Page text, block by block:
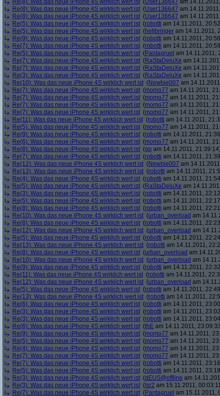
Re(8): Was das neue iPhone 4S wirklich wert ist (User136647 am
Re(8): Was das neue iPhone 4S wirklich wert ist (User136647 am
Re(8): Was das neue iPhone 4S wirklich wert ist (User136647 am
Re(5): Was das neue iPhone 4S wirklich wert ist (robotti am 14.11.2011,
Re(5): Was das neue iPhone 4S wirklich wert ist (hellbringer am 14.11.2011,
Re(9): Was das neue iPhone 4S wirklich wert ist (robotti am 14.11.2011,
Re(7): Was das neue iPhone 4S wirklich wert ist (robotti am 14.11.2011,
Re(5): Was das neue iPhone 4S wirklich wert ist (Pantagruel am 14.11.2011,
Re(7): Was das neue iPhone 4S wirklich wert ist (RaStaDeluXe am
Re(7): Was das neue iPhone 4S wirklich wert ist (RaStaDeluXe am
Re(3): Was das neue iPhone 4S wirklich wert ist (RaStaDeluXe am
Re(10): Was das neue iPhone 4S wirklich wert ist (Newbie007 am
Re(7): Was das neue iPhone 4S wirklich wert ist (momo77 am 14.11.2011,
Re(7): Was das neue iPhone 4S wirklich wert ist (momo77 am 14.11.2011,
Re(7): Was das neue iPhone 4S wirklich wert ist (momo77 am 14.11.2011,
Re(7): Was das neue iPhone 4S wirklich wert ist (momo77 am 14.11.2011,
Re(11): Was das neue iPhone 4S wirklich wert ist (robotti am 14.11.2011,
Re(5): Was das neue iPhone 4S wirklich wert ist (momo77 am 14.11.2011,
Re(9): Was das neue iPhone 4S wirklich wert ist (robotti am 14.11.2011,
Re(6): Was das neue iPhone 4S wirklich wert ist (momo77 am 14.11.2011,
Re(8): Was das neue iPhone 4S wirklich wert ist (gp am 14.11.2011,
Re(7): Was das neue iPhone 4S wirklich wert ist (robotti am 14.11.2011,
Re(12): Was das neue iPhone 4S wirklich wert ist (Newbie007 am
Re(13): Was das neue iPhone 4S wirklich wert ist (robotti am 14.11.2011,
Re(4): Was das neue iPhone 4S wirklich wert ist (robotti am 14.11.2011,
Re(5): Was das neue iPhone 4S wirklich wert ist (RaStaDeluXe am
Re(3): Was das neue iPhone 4S wirklich wert ist (robotti am 14.11.2011,
Re(5): Was das neue iPhone 4S wirklich wert ist (robotti am 14.11.2011,
Re(8): Was das neue iPhone 4S wirklich wert ist (robotti am 14.11.2011,
Re(10): Was das neue iPhone 4S wirklich wert ist (urban_overload am
Re(8): Was das neue iPhone 4S wirklich wert ist (robotti am 14.11.2011,
Re(12): Was das neue iPhone 4S wirklich wert ist (urban_overload am
Re(5): Was das neue iPhone 4S wirklich wert ist (robotti am 14.11.2011,
Re(13): Was das neue iPhone 4S wirklich wert ist (robotti am 14.11.2011,
Re(8): Was das neue iPhone 4S wirklich wert ist (urban_overload am
Re(10): Was das neue iPhone 4S wirklich wert ist (urban_overload am
Re(9): Was das neue iPhone 4S wirklich wert ist (robotti am 14.11.2011,
Re(11): Was das neue iPhone 4S wirklich wert ist (robotti am 14.11.2011,
Re(12): Was das neue iPhone 4S wirklich wert ist (urban_overload am
Re(5): Was das neue iPhone 4S wirklich wert ist (robotti am 14.11.2011,
Re(13): Was das neue iPhone 4S wirklich wert ist (robotti am 14.11.2011,
Re(6): Was das neue iPhone 4S wirklich wert ist (robotti am 14.11.2011,
Re(3): Was das neue iPhone 4S wirklich wert ist (robotti am 14.11.2011,
Re(3): Was das neue iPhone 4S wirklich wert ist (robotti am 14.11.2011,
Re(6): Was das neue iPhone 4S wirklich wert ist (thE am 14.11.2011,
Re(9): Was das neue iPhone 4S wirklich wert ist (momo77 am 14.11.2011,
Re(5): Was das neue iPhone 4S wirklich wert ist (momo77 am 14.11.2011,
Re(4): Was das neue iPhone 4S wirklich wert ist (momo77 am 14.11.2011,
Re(7): Was das neue iPhone 4S wirklich wert ist (momo77 am 14.11.2011,
Re(7): Was das neue iPhone 4S wirklich wert ist (robotti am 14.11.2011,
Re(5): Was das neue iPhone 4S wirklich wert ist (robotti am 14.11.2011,
Re(3): Was das neue iPhone 4S wirklich wert ist (dEUS@offline am
Re(3): Was das neue iPhone 4S wirklich wert ist ( lsr2 am 15.11.2011,
Re(7): Was das neue iPhone 4S wirklich wert ist (Pantagruel am 15.11.2011,